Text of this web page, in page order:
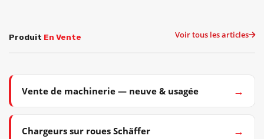
Produit En Vente Voir tous les articles
Vente de machinerie — neuve & usagée →
Chargeurs sur roues Schäffer →